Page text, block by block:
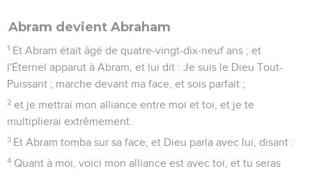
Abram devient Abraham
1 Et Abram était âgé de quatre-vingt-dix-neuf ans ; et
l'Éternel apparut à Abram, et lui dit : Je suis le Dieu Tout-
Puissant ; marche devant ma face, et sois parfait ;
2 et je mettrai mon alliance entre moi et toi, et je te
multiplierai extrêmement.
3 Et Abram tomba sur sa face, et Dieu parla avec lui, disant :
4 Quant à moi, voici mon alliance est avec toi, et tu seras